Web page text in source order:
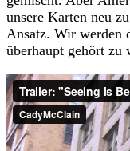
unsere Karten neu
Ansatz. Wir werden
überhaupt gehört zu